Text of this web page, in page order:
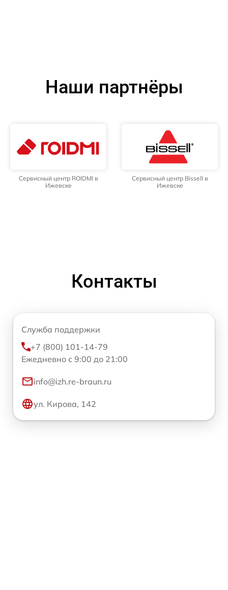
Наши партнёры
Сервисный центр ROIDMI в
Ижевске
Сервисный центр Bissell в
Ижевске
Контакты
Служба поддержки
+7 (800) 101-14-79
Ежедневно с 9:00 до 21:00
info@izh.re-braun.ru
ул. Кирова, 142